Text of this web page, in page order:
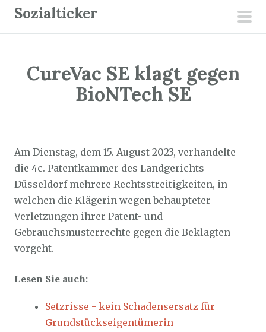
Sozialticker
CureVac SE klagt gegen
BioNTech SE
Am Dienstag, dem 15. August 2023, verhandelte
die 4c. Patentkammer des Landgerichts
Düsseldorf mehrere Rechtsstreitigkeiten, in
welchen die Klägerin wegen behaupteter
Verletzungen ihrer Patent- und
Gebrauchsmusterrechte gegen die Beklagten
vorgeht.
Lesen Sie auch:
Setzrisse - kein Schadensersatz für
Grundstückseigentümerin